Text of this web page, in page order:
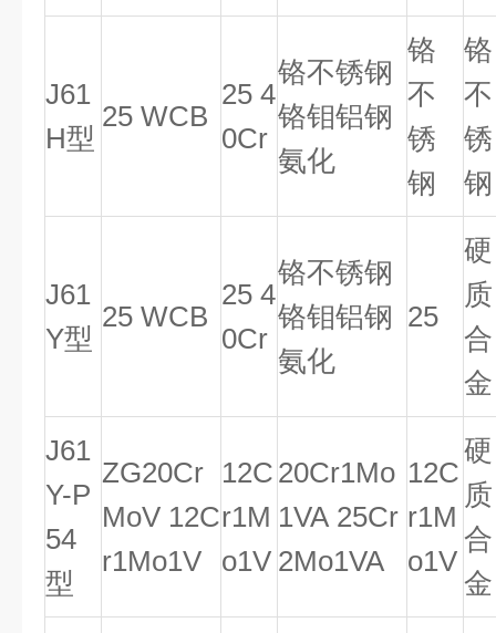
J61
H型
25 WCB
25 4
0Cr
铬不锈钢
铬钼铝钢
氨化
铬
不
锈
钢
铬
不
锈
钢
J61
Y型
25 WCB
25 4
0Cr
铬不锈钢
铬钼铝钢
氨化
25
硬
质
合
金
J61
Y-P
54
型
ZG20Cr
MoV 12C
r1Mo1V
12C
r1M
o1V
20Cr1Mo
1VA 25Cr
2Mo1VA
12C
r1M
o1V
硬
质
合
金